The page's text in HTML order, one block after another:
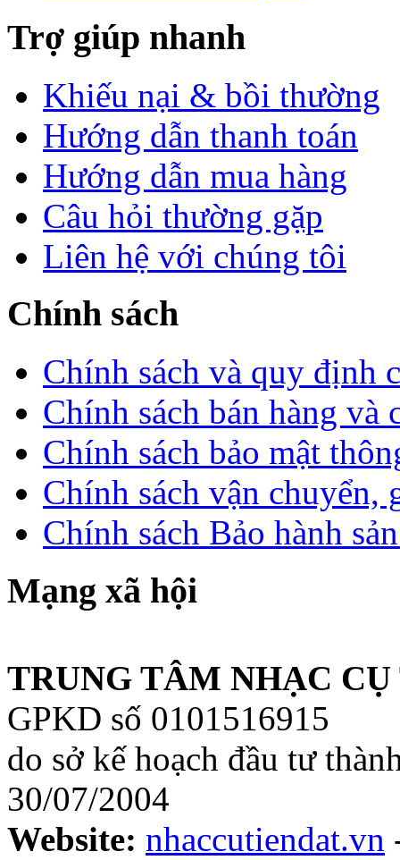
Trợ giúp nhanh
Khiếu nại & bồi thường
Hướng dẫn thanh toán
Hướng dẫn mua hàng
Câu hỏi thường gặp
Liên hệ với chúng tôi
Chính sách
Chính sách và quy định
Chính sách bán hàng và
Chính sách bảo mật
Chính sách vận chuyển,
Chính sách Bảo hành
Mạng xã hội
TRUNG TÂM NHẠC
GPKD số 0101516915
do sở kế hoạch đầu tư
30/07/2004
Website: nhaccutiendat.vn